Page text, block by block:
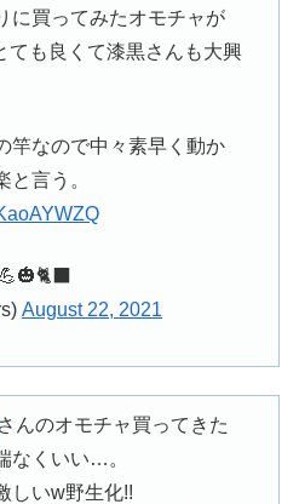
に買ってみたオモチャが
ても良くて漆黒さんも大興
竿なので中々素早く動か
と言う。
August 22, 2021
さんのオモチャ買ってきた
なくいい…。
しいw野生化!!